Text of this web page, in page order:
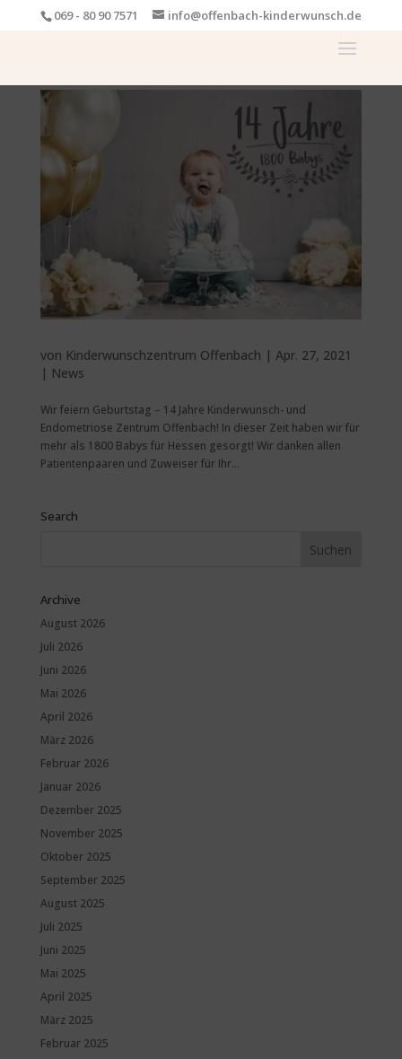
069 - 80 90 7571 info@offenbach-kinderwunsch.de
von Kinderwunschzentrum Offenbach | Apr. 27, 2021
| News
Wir feiern Geburtstag – 14 Jahre Kinderw­unsch- und
Endometri­ose Zentrum Offenbac­h! In dieser Zeit ha­ben wir für
mehr als 1800 Babys für Hess­en gesorgt! Wir danken allen
Pat­ientenpaaren und Zuw­eiser für Ihr...
Search
Archive
August 2026
Juli 2026
Juni 2026
Mai 2026
April 2026
März 2026
Februar 2026
Januar 2026
Dezember 2025
November 2025
Oktober 2025
September 2025
August 2025
Juli 2025
Juni 2025
Mai 2025
April 2025
März 2025
Februar 2025